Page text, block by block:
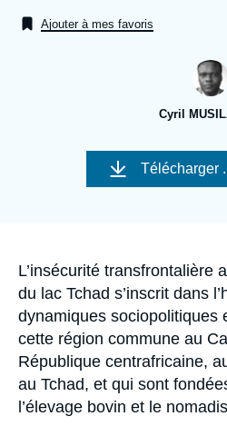
Se
À propos de l'Ifri
publication
Ajouter à mes favoris
Cyril
couverture
Télécharger
Accroche
L’insécurité transfrontalière
du lac Tchad s’inscrit dans
dynamiques sociopolitiques
cette région commune au
République centrafricaine,
au Tchad, et qui sont
l’élevage bovin et le